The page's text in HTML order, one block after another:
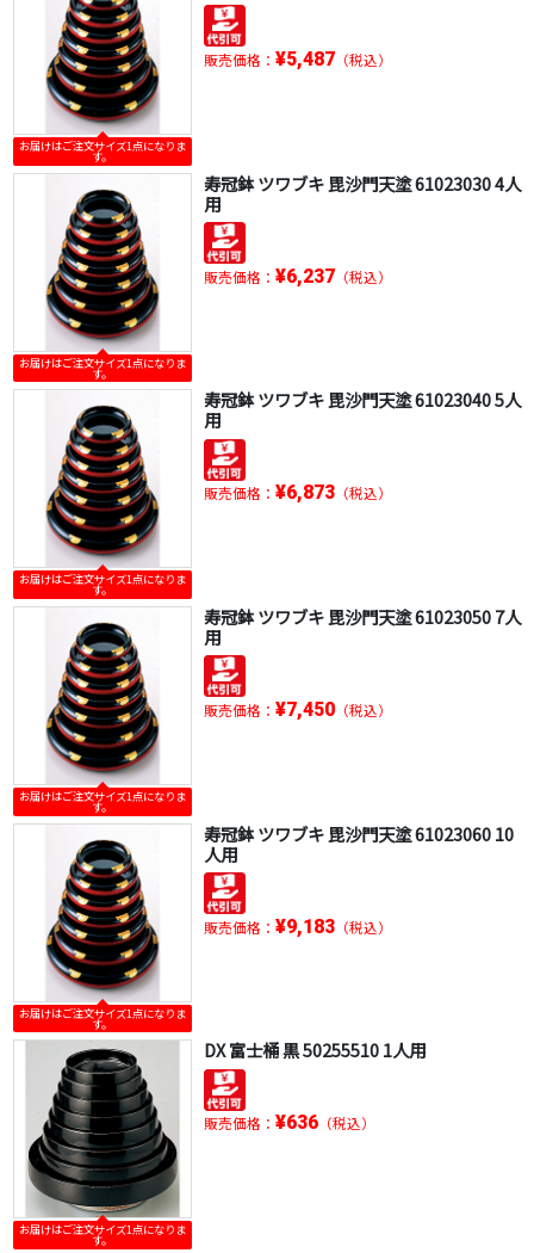
お届けはご注文サイズ1点になりま
す。
販売価格： ¥5,487（税込）
お届けはご注文サイズ1点になりま
す。
寿冠鉢 ツワブキ 毘沙門天塗 61023030 4人
用
販売価格： ¥6,237（税込）
お届けはご注文サイズ1点になりま
す。
寿冠鉢 ツワブキ 毘沙門天塗 61023040 5人
用
販売価格： ¥6,873（税込）
お届けはご注文サイズ1点になりま
す。
寿冠鉢 ツワブキ 毘沙門天塗 61023050 7人
用
販売価格： ¥7,450（税込）
お届けはご注文サイズ1点になりま
す。
寿冠鉢 ツワブキ 毘沙門天塗 61023060 10
人用
販売価格： ¥9,183（税込）
お届けはご注文サイズ1点になりま
す。
DX 富士桶 黒 50255510 1人用
販売価格： ¥636（税込）